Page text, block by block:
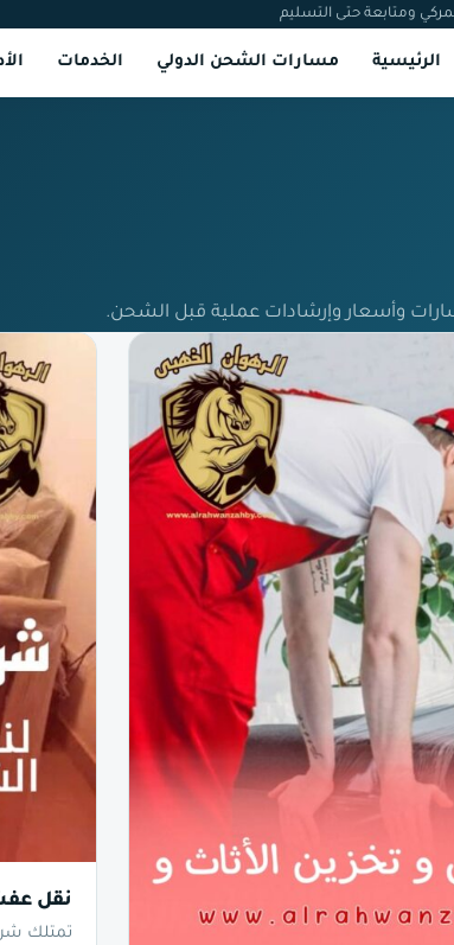
ومتابعة حتى التسليم
الرئيسية مسارات الشحن الدولي الخدمات
وأسعار وإرشادات عملية قبل الشحن.
نقل
تمتلك